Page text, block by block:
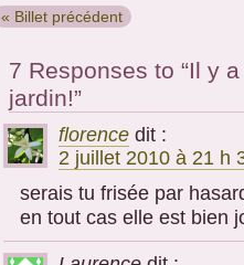
« Billet précédent
7 Responses to “Il y
jardin!”
florence dit :
2 juillet 2010 à 21 h
serais tu frisée par
en tout cas elle est bien